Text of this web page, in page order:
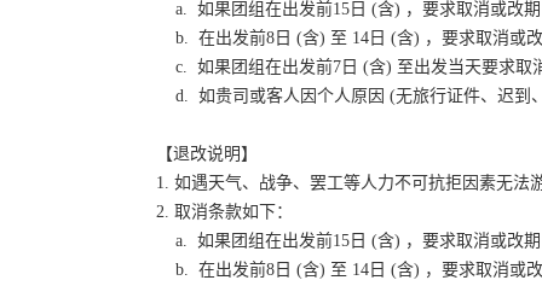
a. 如果团组在出发前15日 (含) ，要求取消或改
b. 在出发前8日 (含) 至 14日 (含) ，要求取消或
c. 如果团组在出发前7日 (含) 至出发当天要求取
d. 如贵司或客人因个人原因 (无旅行证件、迟到
【退改说明】
1. 如遇天气、战争、罢工等人力不可抗拒因素无
2. 取消条款如下：
a. 如果团组在出发前15日 (含) ，要求取消或改
b. 在出发前8日 (含) 至 14日 (含) ，要求取消或